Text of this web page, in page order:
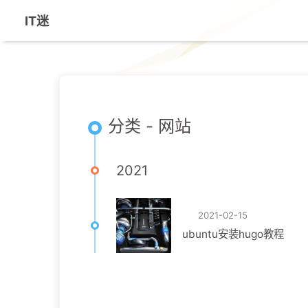
IT迷
分类 - 网站
2021
2021-02-15
ubuntu安装hugo教程